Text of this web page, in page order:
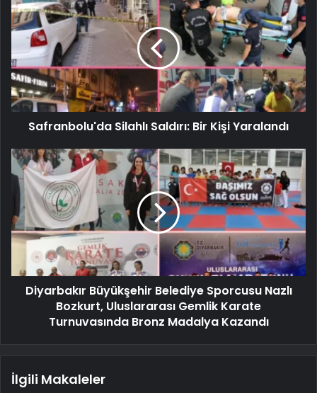
Safranbolu'da Silahlı Saldırı: Bir Kişi Yaralandı
Diyarbakır Büyükşehir Belediye Sporcusu Nazlı
Bozkurt, Uluslararası Gemlik Karate
Turnuvasında Bronz Madalya Kazandı
İlgili Makaleler